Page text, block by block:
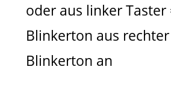
oder aus linker Taster
Blinkerton aus
Blinkerton an